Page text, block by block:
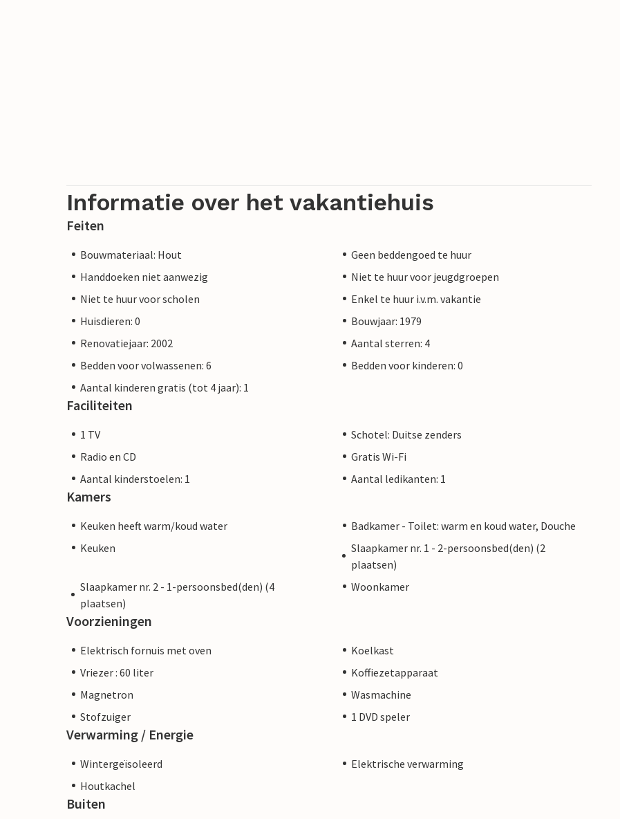
Informatie over het vakantiehuis
Feiten
Bouwmateriaal: Hout
Geen beddengoed te huur
Handdoeken niet aanwezig
Niet te huur voor jeugdgroepen
Niet te huur voor scholen
Enkel te huur i.v.m. vakantie
Huisdieren: 0
Bouwjaar: 1979
Renovatiejaar: 2002
Aantal sterren: 4
Bedden voor volwassenen: 6
Bedden voor kinderen: 0
Aantal kinderen gratis (tot 4 jaar): 1
Faciliteiten
1 TV
Schotel: Duitse zenders
Radio en CD
Gratis Wi-Fi
Aantal kinderstoelen: 1
Aantal ledikanten: 1
Kamers
Keuken heeft warm/koud water
Badkamer - Toilet: warm en koud water, Douche
Keuken
Slaapkamer nr. 1 - 2-persoonsbed(den) (2
plaatsen)
Slaapkamer nr. 2 - 1-persoonsbed(den) (4
plaatsen)
Woonkamer
Voorzieningen
Elektrisch fornuis met oven
Koelkast
Vriezer : 60 liter
Koffiezetapparaat
Magnetron
Wasmachine
Stofzuiger
1 DVD speler
Verwarming / Energie
Wintergeïsoleerd
Elektrische verwarming
Houtkachel
Buiten